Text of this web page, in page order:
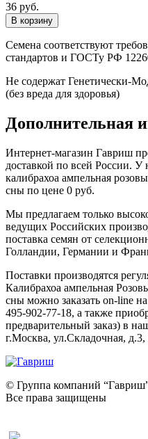
36 руб.
Семена соответствуют
стандартов и ГОСТу РФ
Не содержат Генетически-
(без вреда для здоровья)
Дополнительная
Интернет-магазин Гавриш
доставкой по всей России.
калибрахоа ампельная
сны по цене 0 руб.
Мы предлагаем только
ведущих Российских
поставка семян от
Голландии, Германии и
Поставки производятся
Калибрахоа ампельная
сны можно заказать on-line
495-902-77-18, а также
предварительный заказ) в
г.Москва, ул.Складочная, д.3,
© Группа компаний
Все права защищены